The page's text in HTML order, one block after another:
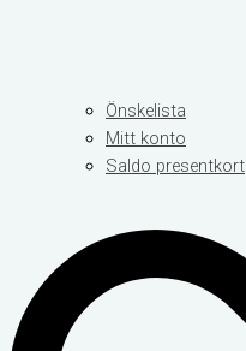
Önskelista
Mitt konto
Saldo presentkort